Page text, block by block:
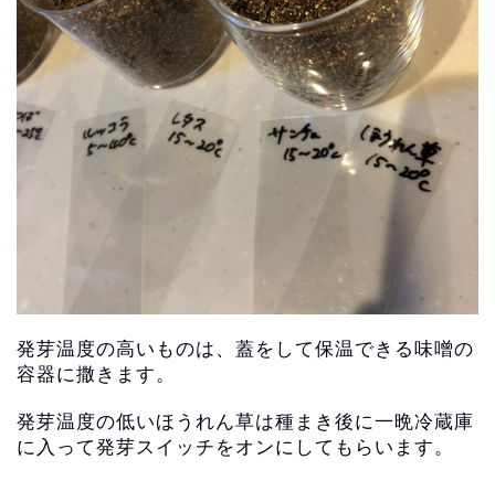
発芽温度の高いものは、 蓋をして保温できる味噌の
容器に撒きます。
発芽温度の低いほうれん草は種まき後に一晩冷蔵庫
に入って発芽スイッチをオンにしてもらいます。